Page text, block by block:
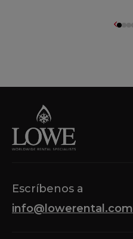
Escríbenos a
info@lowerental.com